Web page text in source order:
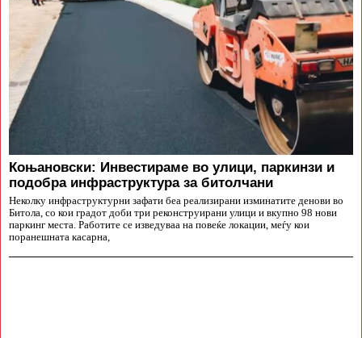
Коњановски: Инвестираме во улици, паркинзи и
подобра инфраструктура за битолчани
Неколку инфраструктурни зафати беа реализирани изминатите денови во
Битола, со кои градот доби три реконструирани улици и вкупно 98 нови
паркинг места. Работите се изведуваа на повеќе локации, меѓу кои
поранешната касарна,